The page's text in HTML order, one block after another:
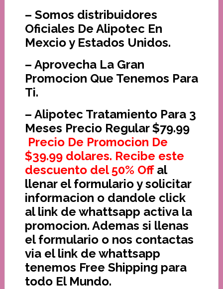
– Somos distribuidores
Oficiales De Alipotec En
Mexcio y Estados Unidos.
– Aprovecha La Gran
Promocion Que Tenemos Para
Ti.
– Alipotec Tratamiento Para 3
Meses Precio Regular $79.99
Precio De Promocion De
$39.99 dolares. Recibe este
descuento del 50% Offal
llenar el formulario y solicitar
informacion o dandole click
al link de whattsapp activa la
promocion. Ademas si llenas
el formulario o nos contactas
via el link de whattsapp
tenemos Free Shipping para
todo El Mundo.